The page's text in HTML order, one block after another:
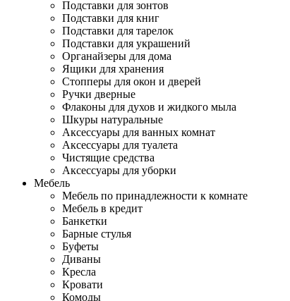
Подставки для зонтов
Подставки для книг
Подставки для тарелок
Подставки для украшений
Органайзеры для дома
Ящики для хранения
Стопперы для окон и дверей
Ручки дверные
Флаконы для духов и жидкого мыла
Шкуры натуральные
Аксессуары для ванных комнат
Аксессуары для туалета
Чистящие средства
Аксессуары для уборки
Мебель
Мебель по принадлежности к комнате
Мебель в кредит
Банкетки
Барные стулья
Буфеты
Диваны
Кресла
Кровати
Комоды